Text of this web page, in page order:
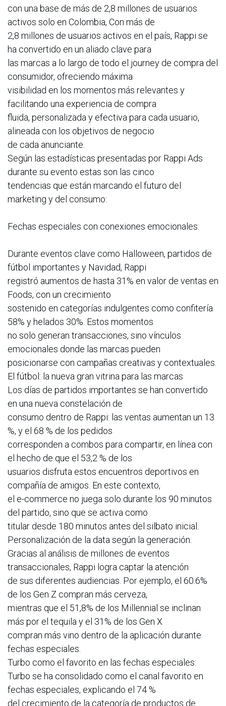
con una base de más de 2,8 millones de usuarios
activos solo en Colombia, Con más de
2,8 millones de usuarios activos en el país, Rappi se
ha convertido en un aliado clave para
las marcas a lo largo de todo el journey de compra del
consumidor, ofreciendo máxima
visibilidad en los momentos más relevantes y
facilitando una experiencia de compra
fluida, personalizada y efectiva para cada usuario,
alineada con los objetivos de negocio
de cada anunciante.
Según las estadísticas presentadas por Rappi Ads
durante su evento estas son las cinco
tendencias que están marcando el futuro del
marketing y del consumo:
Fechas especiales con conexiones emocionales:
Durante eventos clave como Halloween, partidos de
fútbol importantes y Navidad, Rappi
registró aumentos de hasta 31% en valor de ventas en
Foods, con un crecimiento
sostenido en categorías indulgentes como confitería
58% y helados 30%. Estos momentos
no solo generan transacciones, sino vínculos
emocionales donde las marcas pueden
posicionarse con campañas creativas y contextuales.
El fútbol: la nueva gran vitrina para las marcas
Los días de partidos importantes se han convertido
en una nueva constelación de
consumo dentro de Rappi: las ventas aumentan un 13
%, y el 68 % de los pedidos
corresponden a combos para compartir, en línea con
el hecho de que el 53,2 % de los
usuarios disfruta estos encuentros deportivos en
compañía de amigos. En este contexto,
el e-commerce no juega solo durante los 90 minutos
del partido, sino que se activa como
titular desde 180 minutos antes del silbato inicial.
Personalización de la data según la generación:
Gracias al análisis de millones de eventos
transaccionales, Rappi logra captar la atención
de sus diferentes audiencias. Por ejemplo, el 60.6%
de los Gen Z compran más cerveza,
mientras que el 51,8% de los Millennial se inclinan
más por el tequila y el 31% de los Gen X
compran más vino dentro de la aplicación durante
fechas especiales.
Turbo como el favorito en las fechas especiales:
Turbo se ha consolidado como el canal favorito en
fechas especiales, explicando el 74 %
del crecimiento de la categoría de productos de